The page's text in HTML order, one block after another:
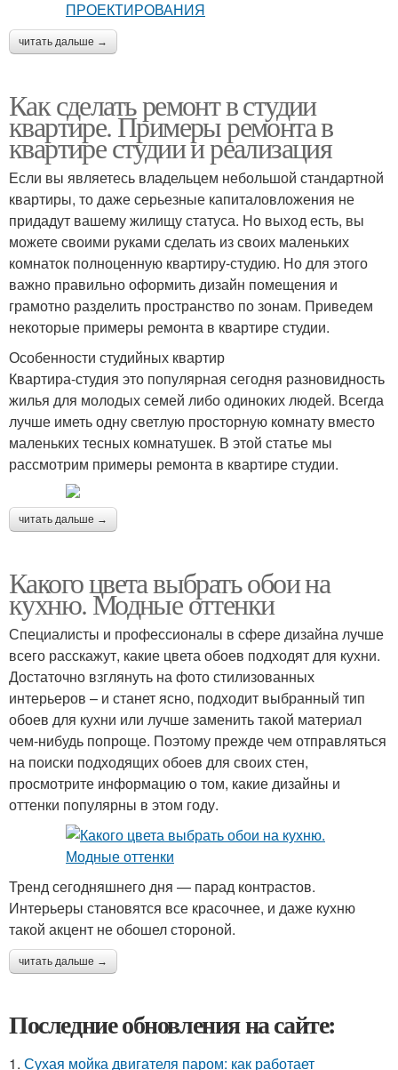
читать дальше →
Как сделать ремонт в студии
квартире. Примеры ремонта в
квартире студии и реализация
Если вы являетесь владельцем небольшой стандартной
квартиры, то даже серьезные капиталовложения не
придадут вашему жилищу статуса. Но выход есть, вы
можете своими руками сделать из своих маленьких
комнаток полноценную квартиру-студию. Но для этого
важно правильно оформить дизайн помещения и
грамотно разделить пространство по зонам. Приведем
некоторые примеры ремонта в квартире студии.
Особенности студийных квартир
Квартира-студия это популярная сегодня разновидность
жилья для молодых семей либо одиноких людей. Всегда
лучше иметь одну светлую просторную комнату вместо
маленьких тесных комнатушек. В этой статье мы
рассмотрим примеры ремонта в квартире студии.
читать дальше →
Какого цвета выбрать обои на
кухню. Модные оттенки
Специалисты и профессионалы в сфере дизайна лучше
всего расскажут, какие цвета обоев подходят для кухни.
Достаточно взглянуть на фото стилизованных
интерьеров – и станет ясно, подходит выбранный тип
обоев для кухни или лучше заменить такой материал
чем-нибудь попроще. Поэтому прежде чем отправляться
на поиски подходящих обоев для своих стен,
просмотрите информацию о том, какие дизайны и
оттенки популярны в этом году.
Тренд сегодняшнего дня — парад контрастов.
Интерьеры становятся все красочнее, и даже кухню
такой акцент не обошел стороной.
читать дальше →
Последние обновления на сайте:
1. Сухая мойка двигателя паром: как работает